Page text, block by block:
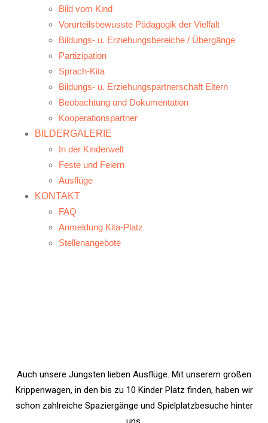
Bild vom Kind
Vorurteilsbewusste Pädagogik der Vielfalt
Bildungs- u. Erziehungsbereiche / Übergänge
Partizipation
Sprach-Kita
Bildungs- u. Erziehungspartnerschaft Eltern
Beobachtung und Dokumentation
Kooperationspartner
BILDERGALERIE
In der Kinderwelt
Feste und Feiern
Ausflüge
KONTAKT
FAQ
Anmeldung Kita-Platz
Stellenangebote
Auch unsere Jüngsten lieben Ausflüge. Mit unserem großen
Krippenwagen, in den bis zu 10 Kinder Platz finden, haben wir
schon zahlreiche Spaziergänge und Spielplatzbesuche hinter